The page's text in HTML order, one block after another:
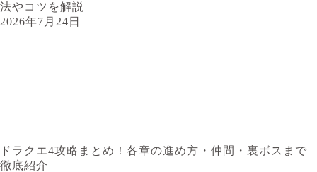
法やコツを解説
2026年7月24日
ドラクエ4攻略まとめ！各章の進め方・仲間・裏ボスまで
徹底紹介